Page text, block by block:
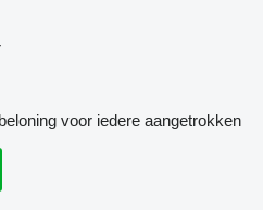
voor iedere aangetrokken